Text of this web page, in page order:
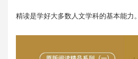
精读是学好大多数人文学科的基本能力。